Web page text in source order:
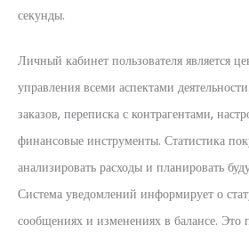
секунды.
Личный кабинет пользователя является
управления всеми аспектами
заказов, переписка с контрагентами,
финансовые инструменты. Статистика
анализировать расходы и планировать
Система уведомлений информирует о
сообщениях и изменениях в балансе. Это